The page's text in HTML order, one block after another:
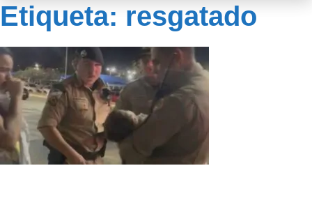
Etiqueta: resgatado